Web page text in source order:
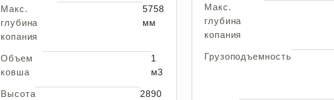
Макс.
глубина
копания
5758
мм
Объем
ковша
1
м3
Высота
2890
Макс.
глубина
копания
Грузоподъемность